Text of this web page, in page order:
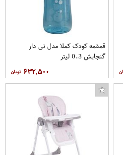
قمقمه کودک کملا مدل نی دار
گنجایش 0.3 لیتر
۶۳۲,۵۰۰